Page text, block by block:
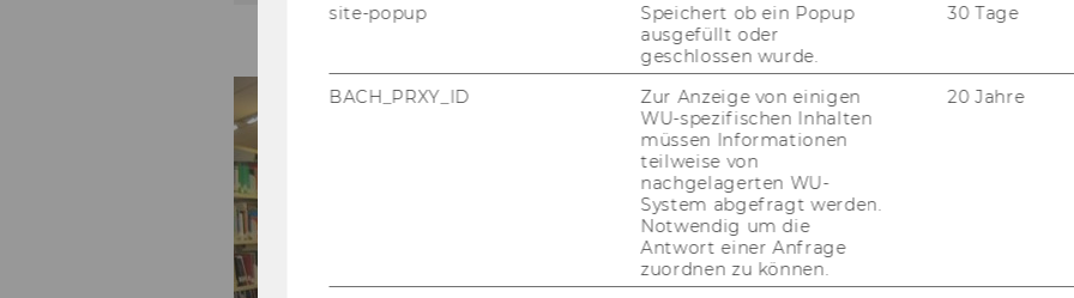
site-popup
Speichert ob ein Popup
ausgefüllt oder
geschlossen wurde.
30 Tage
BACH_PRXY_ID
Zur Anzeige von einigen
WU-spezifischen Inhalten
müssen Informationen
teilweise von
nachgelagerten WU-
System abgefragt werden.
Notwendig um die
Antwort einer Anfrage
zuordnen zu können.
20 Jahre